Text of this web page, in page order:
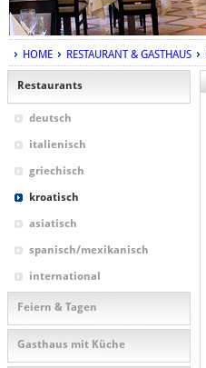
HOME RESTAURANT & GASTHAUS
Restaurants
deutsch
italienisch
griechisch
kroatisch
asiatisch
spanisch/mexikanisch
international
Feiern & Tagen
Gasthaus mit Küche